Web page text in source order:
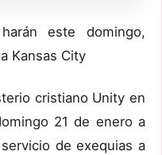
este domingo,
Kansas City
cristiano Unity en
21 de enero a
de exequias a